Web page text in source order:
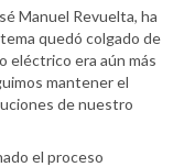
Manuel Revuelta, ha
quedó colgado de
eléctrico era aún más
mantener el
de nuestro
el proceso